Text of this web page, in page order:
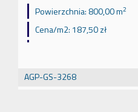
Powierzchnia: 800,00 m2
Cena/m2: 187,50 zł
AGP-GS-3268